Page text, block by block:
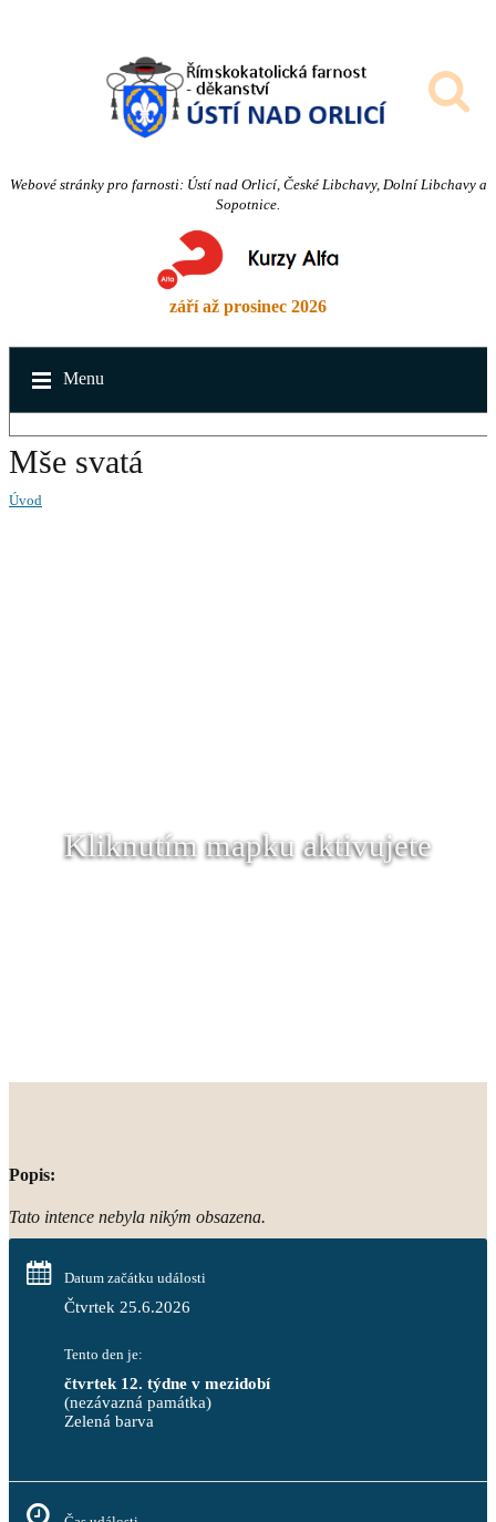
Webové stránky pro farnosti: Ústí nad Orlicí, České Libchavy, Dolní Libchavy a
Sopotnice.
září až prosinec 2026
Menu
Mše svatá
Úvod
Kliknutím mapku aktivujete
Popis:
Tato intence nebyla nikým obsazena.
Datum začátku události
Čtvrtek 25.6.2026
Tento den je:
čtvrtek 12. týdne v mezidobí
(nezávazná památka)
Zelená barva